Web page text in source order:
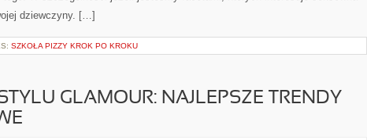
dziewczyny. […]
SZKOŁA PIZZY KROK PO KROKU
GLAMOUR: NAJLEPSZE TRENDY